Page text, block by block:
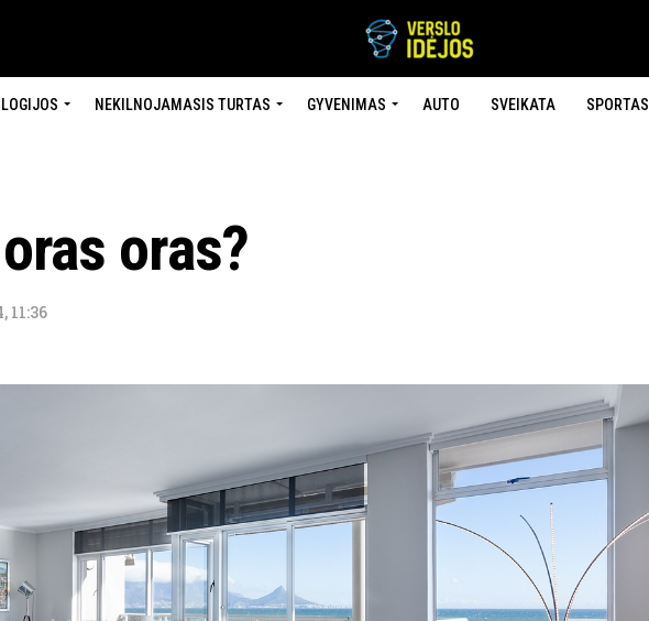
NEKILNOJAMASIS TURTAS GYVENIMAS AUTO SVEIKATA SPORTAS
oras?
11:36